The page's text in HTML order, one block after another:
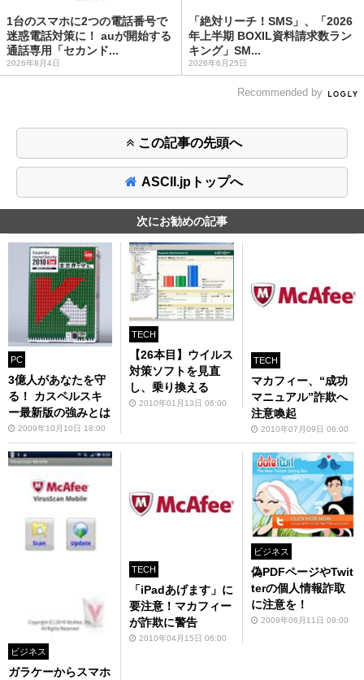
1台のスマホに2つの電話番号で
迷惑電話対策に！ auが開始する
通話専用「セカンド...
2026年8月4日
「絶対リーチ！SMS」、「2026
年上半期 BOXIL資料請求数ラン
キング」SM...
2026年6月25日
Recommended by
この記事の先頭へ
ASCII.jpトップへ
次にお勧めの記事
PC
3億人があなたを守
る！ カスペルスキ
ー最新版の強みとは
2009年10月10日 18:00
TECH
【26本目】ウイルス
対策ソフトを見直
し、乗り換える
2010年01月13日 06:00
TECH
マカフィー、“成功
マニュアル”詐欺へ
注意喚起
2010年07月09日 06:00
ビジネス
ガラケーからスマホ
TECH
「iPadあげます」に
要注意！マカフィー
が詐欺に警告
2010年04月15日 06:00
ビジネス
偽PDFページやTwit
terの個人情報詐取
に注意を！
2009年06月11日 09:00